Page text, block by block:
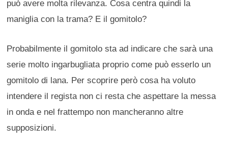
può avere molta rilevanza. Cosa centra quindi la
maniglia con la trama? E il gomitolo?
Probabilmente il gomitolo sta ad indicare che sarà una
serie molto ingarbugliata proprio come può esserlo un
gomitolo di lana. Per scoprire però cosa ha voluto
intendere il regista non ci resta che aspettare la messa
in onda e nel frattempo non mancheranno altre
supposizioni.